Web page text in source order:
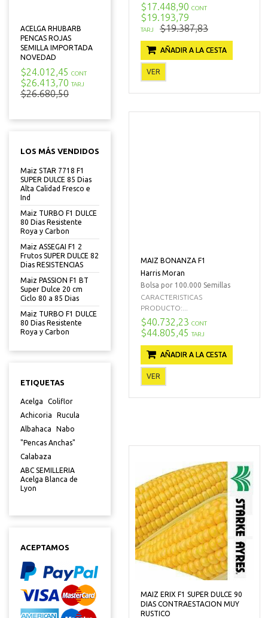
ACELGA RHUBARB
PENCAS ROJAS
SEMILLA IMPORTADA
NOVEDAD
$24.012,45 CONT
$26.413,70 TARJ
$26.680,50
LOS MÁS VENDIDOS
Maiz STAR 7718 F1
SUPER DULCE 85 Dias
Alta Calidad Fresco e
Ind
Maiz TURBO F1 DULCE
80 Dias Resistente
Roya y Carbon
Maiz ASSEGAI F1 2
Frutos SUPER DULCE 82
Dias RESISTENCIAS
Maiz PASSION F1 BT
Super Dulce 20 cm
Ciclo 80 a 85 Dias
Maiz TURBO F1 DULCE
80 Dias Resistente
Roya y Carbon
ETIQUETAS
Acelga
Coliflor
Achicoria
Rucula
Albahaca
Nabo
"Pencas Anchas"
Calabaza
ABC SEMILLERIA
Acelga Blanca de
Lyon
ACEPTAMOS
$17.448,90 CONT
$19.193,79
TARJ $19.387,83
AÑADIR A LA CESTA
VER
MAIZ BONANZA F1
Harris Moran
Bolsa por 100.000 Semillas
CARACTERISTICAS
PRODUCTO:...
$40.732,23 CONT
$44.805,45 TARJ
AÑADIR A LA CESTA
VER
MAIZ ERIX F1 SUPER DULCE 90
DIAS CONTRAESTACION MUY
RUSTICO